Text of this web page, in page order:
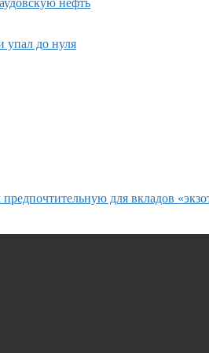
нефть
упал до нуля
для вкладов